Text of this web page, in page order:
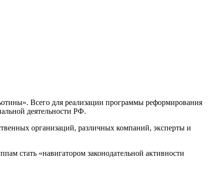
Всего для реализации программы реформирования
деятельности РФ.
организаций, различных компаний, эксперты и
стать «навигатором законодательной активности